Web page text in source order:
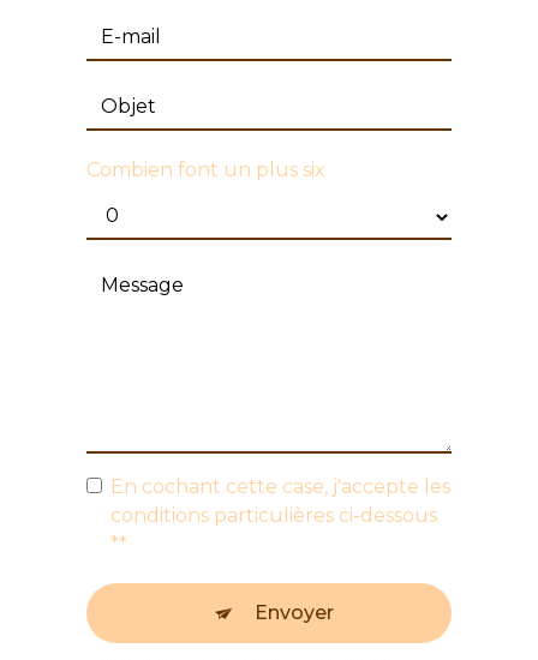
Combien font un plus six
En cochant cette case, j'accepte les
conditions particulières ci-dessous
**
Envoyer